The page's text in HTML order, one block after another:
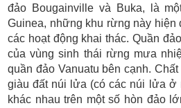
đảo Bougainville và Buka, là
Guinea, những khu rừng này
các hoạt động khai thác. Quần
của vùng sinh thái rừng mưa
quần đảo Vanuatu bên cạnh.
giàu đất núi lửa (có các núi lửa ở
khác nhau trên một số hòn đảo